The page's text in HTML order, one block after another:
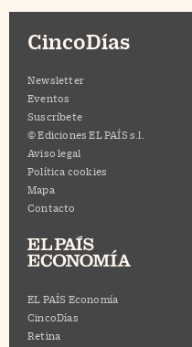
CincoDías
Newsletter
Eventos
Suscríbete
© Ediciones EL PAÍS s.l.
Aviso legal
Política cookies
Mapa
Contacto
EL PAÍS Economía
CincoDías
Retina